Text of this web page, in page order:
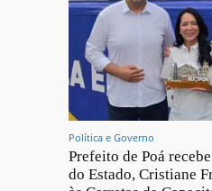
Política e Governo
Prefeito de Poá
do Estado, Cristiane